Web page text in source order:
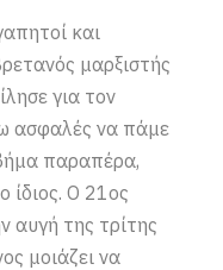
και
μαρξιστής
για τον
ασφαλές να πάμε
παραπέρα,
ίδιος. Ο 21ος
αυγή της τρίτης
μοιάζει να